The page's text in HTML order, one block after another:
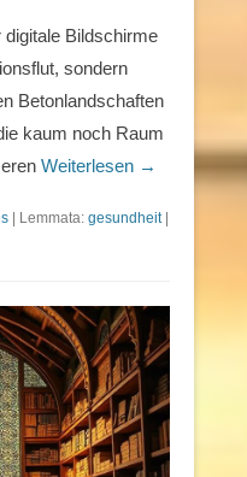
digitale Bildschirme
sondern
Betonlandschaften
kaum noch Raum
Weiterlesen →
| Lemmata: gesundheit |